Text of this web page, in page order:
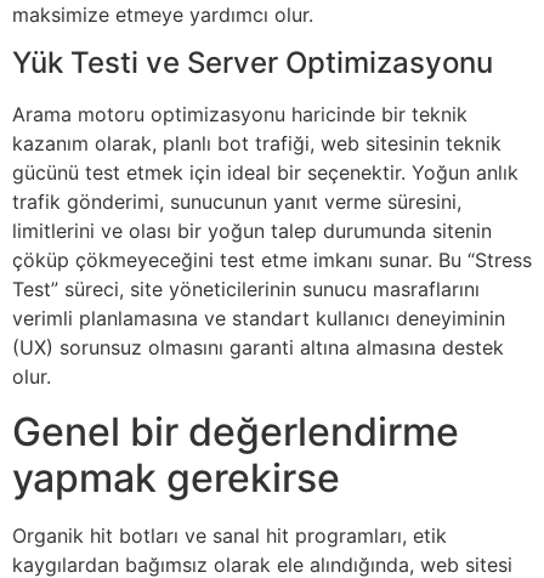
maksimize etmeye yardımcı olur.
Yük Testi ve Server Optimizasyonu
Arama motoru optimizasyonu haricinde bir teknik
kazanım olarak, planlı bot trafiği, web sitesinin teknik
gücünü test etmek için ideal bir seçenektir. Yoğun anlık
trafik gönderimi, sunucunun yanıt verme süresini,
limitlerini ve olası bir yoğun talep durumunda sitenin
çöküp çökmeyeceğini test etme imkanı sunar. Bu “Stress
Test” süreci, site yöneticilerinin sunucu masraflarını
verimli planlamasına ve standart kullanıcı deneyiminin
(UX) sorunsuz olmasını garanti altına almasına destek
olur.
Genel bir değerlendirme
yapmak gerekirse
Organik hit botları ve sanal hit programları, etik
kaygılardan bağımsız olarak ele alındığında, web sitesi